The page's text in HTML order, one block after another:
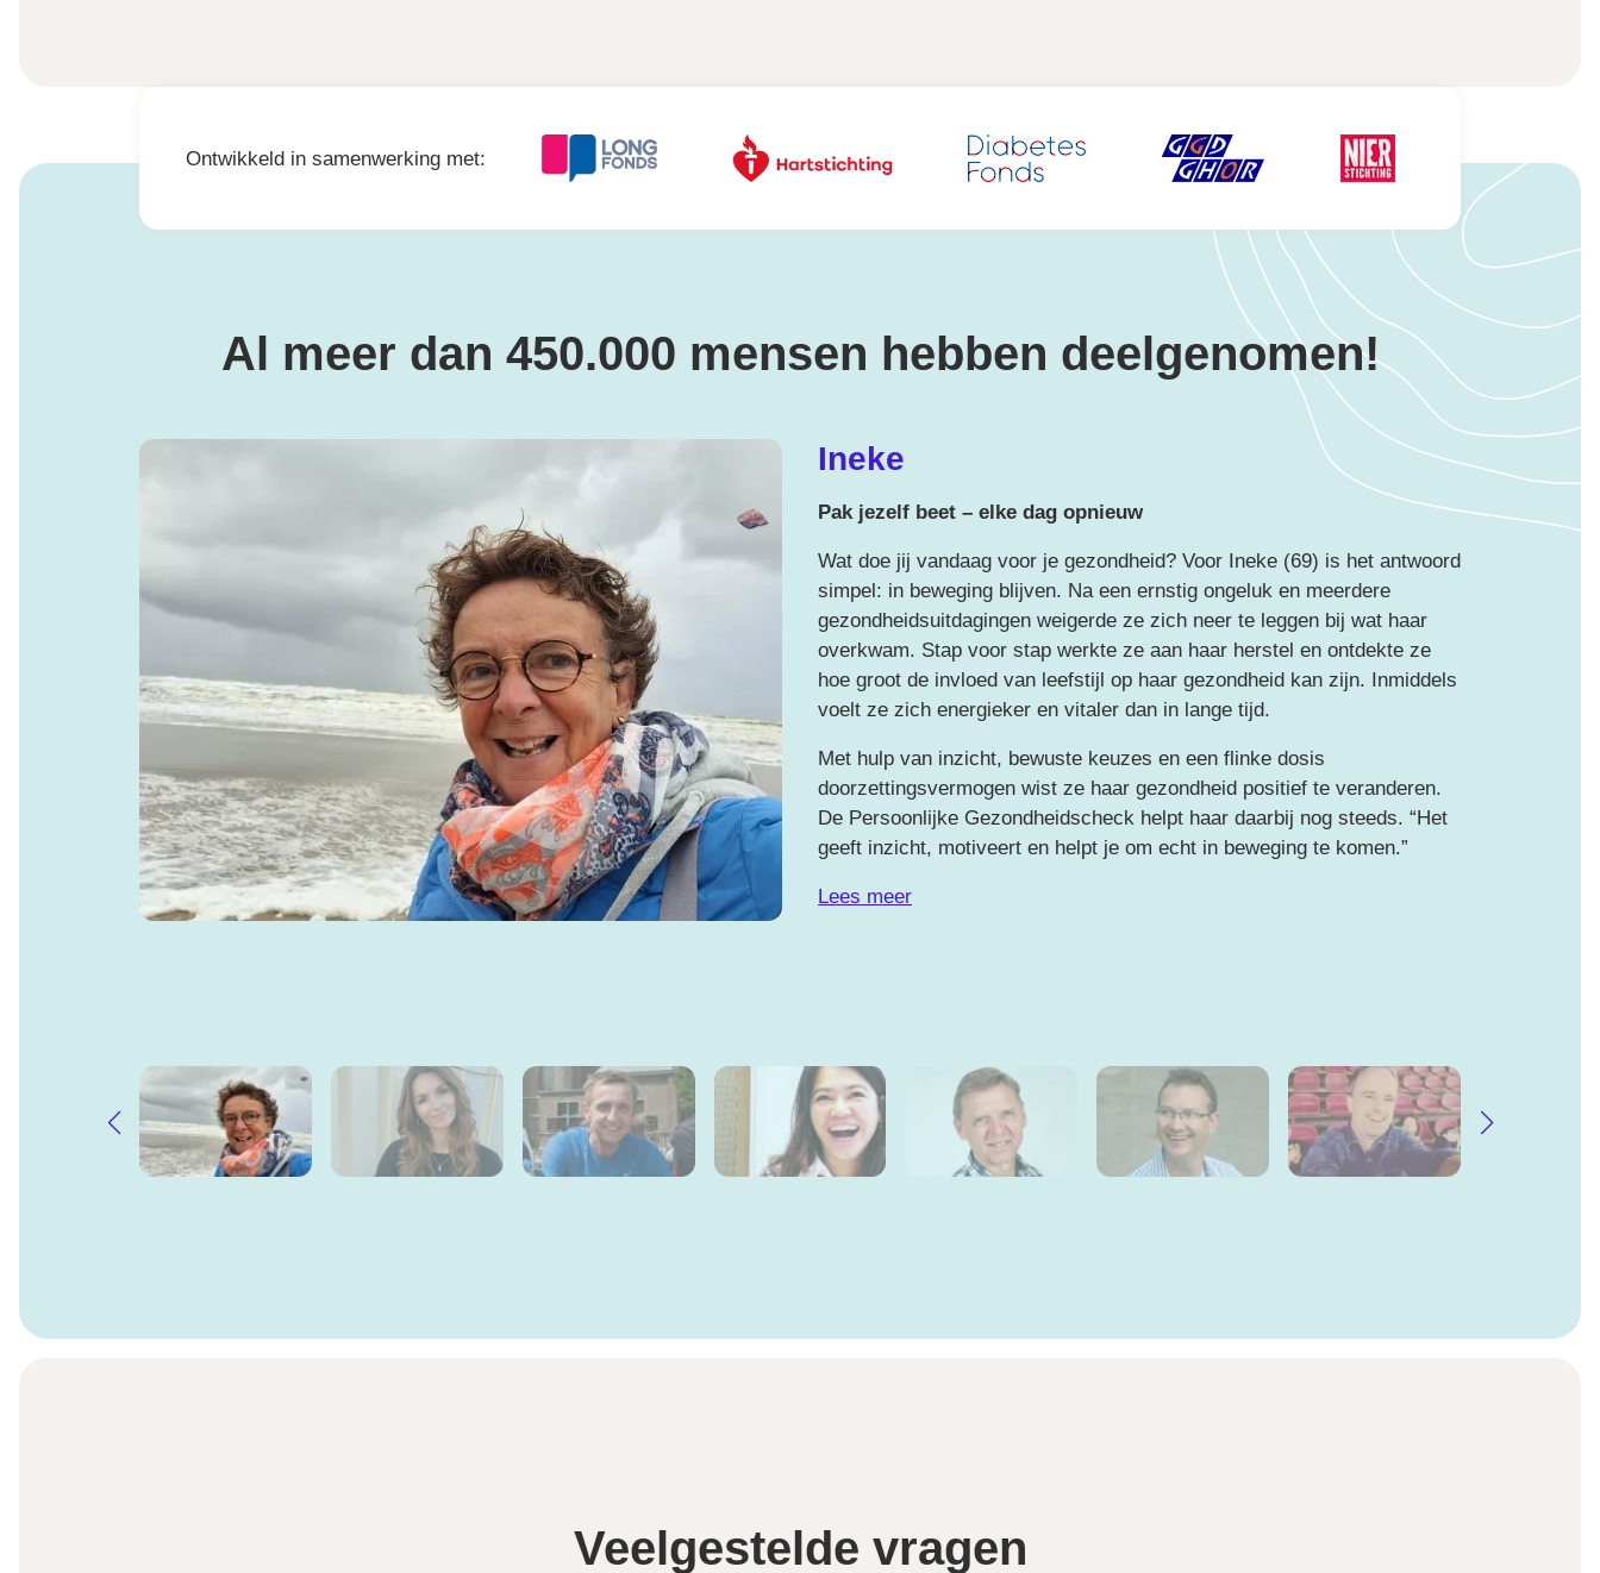
Ontwikkeld in samenwerking met:
Al meer dan 450.000 mensen hebben deelgenomen!
Ineke
Pak jezelf beet – elke dag opnieuw
Wat doe jij vandaag voor je gezondheid? Voor Ineke (69) is het antwoord
simpel: in beweging blijven. Na een ernstig ongeluk en meerdere
gezondheidsuitdagingen weigerde ze zich neer te leggen bij wat haar
overkwam. Stap voor stap werkte ze aan haar herstel en ontdekte ze
hoe groot de invloed van leefstijl op haar gezondheid kan zijn. Inmiddels
voelt ze zich energieker en vitaler dan in lange tijd.
Met hulp van inzicht, bewuste keuzes en een flinke dosis
doorzettingsvermogen wist ze haar gezondheid positief te veranderen.
De Persoonlijke Gezondheidscheck helpt haar daarbij nog steeds. “Het
geeft inzicht, motiveert en helpt je om echt in beweging te komen.”
Lees meer
Veelgestelde vragen